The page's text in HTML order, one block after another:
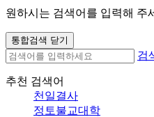
원하시는 검색어를 입력해 주
통합검색 닫기
검
추천 검색어
천일결사
정토불교대학